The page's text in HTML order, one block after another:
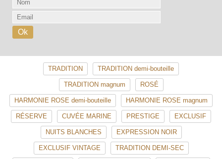
TRADITION TRADITION demi-bouteille
TRADITION magnum ROSÉ
HARMONIE ROSE demi-bouteille HARMONIE ROSE magnum
RÉSERVE CUVÉE MARINE PRESTIGE EXCLUSIF
NUITS BLANCHES EXPRESSION NOIR
EXCLUSIF VINTAGE TRADITION DEMI-SEC